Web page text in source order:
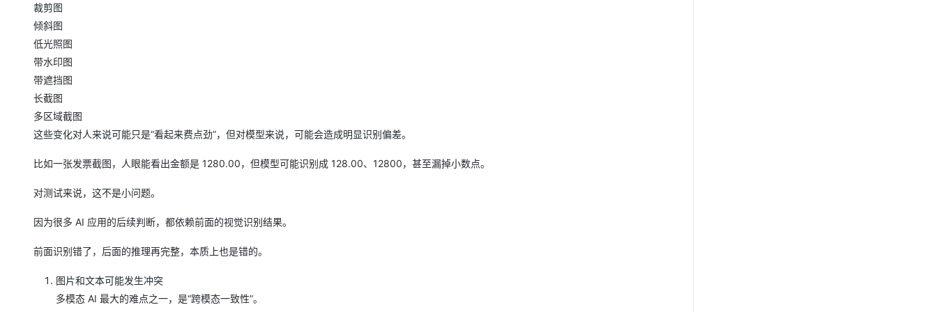
裁剪图
倾斜图
低光照图
带水印图
带遮挡图
长截图
多区域截图
这些变化对人来说可能只是“看起来费点劲”，但对模型来说，可能会造成明显识别偏差。
比如一张发票截图，人眼能看出金额是 1280.00，但模型可能识别成 128.00、12800，甚至漏掉小数点。
对测试来说，这不是小问题。
因为很多 AI 应用的后续判断，都依赖前面的视觉识别结果。
前面识别错了，后面的推理再完整，本质上也是错的。
图片和文本可能发生冲突
多模态 AI 最大的难点之一，是“跨模态一致性”。